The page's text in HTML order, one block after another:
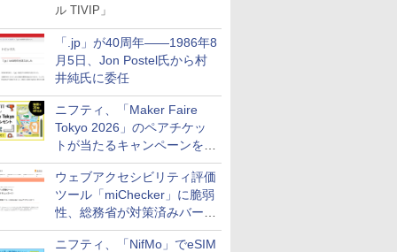
ル TIVIP」
「.jp」が40周年――1986年8
月5日、Jon Postel氏から村
井純氏に委任
ニフティ、「Maker Faire
Tokyo 2026」のペアチケッ
トが当たるキャンペーンをX
で実施。8月16日まで
ウェブアクセシビリティ評価
ツール「miChecker」に脆弱
性、総務省が対策済みバージ
ョンへの更新を呼び掛け
ニフティ、「NifMo」でeSIM